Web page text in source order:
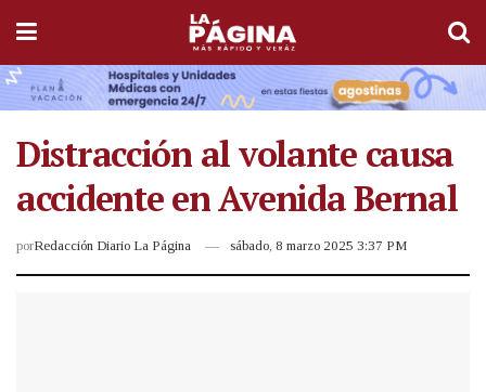
Distracción al volante causa
accidente en Avenida Bernal
porRedacción Diario La Página sábado, 8 marzo 2025 3:37 PM